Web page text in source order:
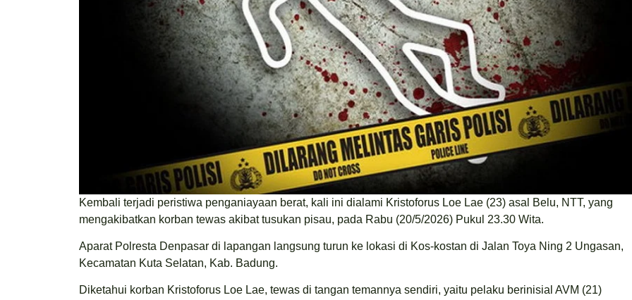
Kembali terjadi peristiwa penganiayaan berat, kali ini dialami Kristoforus Loe Lae (23) asal Belu, NTT, yang
mengakibatkan korban tewas akibat tusukan pisau, pada Rabu (20/5/2026) Pukul 23.30 Wita.
Aparat Polresta Denpasar di lapangan langsung turun ke lokasi di Kos-kostan di Jalan Toya Ning 2 Ungasan,
Kecamatan Kuta Selatan, Kab. Badung.
Diketahui korban Kristoforus Loe Lae, tewas di tangan temannya sendiri, yaitu pelaku berinisial AVM (21)